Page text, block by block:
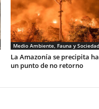
Medio Ambiente, Fauna y Sociedad
La Amazonía se precipita
un punto de no retorno